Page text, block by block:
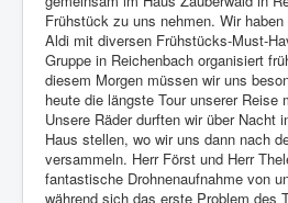
Frühstück zu uns nehmen. Wir
Aldi mit diversen Frühstücks-Must-
Gruppe in Reichenbach organisiert
diesem Morgen müssen wir uns
heute die längste Tour unserer Reise
Unsere Räder durften wir über Nacht
Haus stellen, wo wir uns dann nach
versammeln. Herr Först und Herr
fantastische Drohnenaufnahme von
während sich das erste Problem des